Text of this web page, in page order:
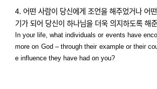
4. 어떤 사람이 당신에게 조언을 해주었거나 어
기가 되어 당신이 하나님을 더욱 의지하도록 해
In your life, what individuals or events have
more on God – through their example or their
e influence they have had on you?